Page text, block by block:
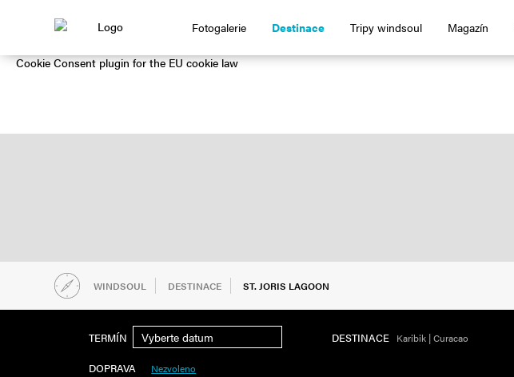
GOT IT!
This website uses cookies to ensure you get the best experience on our website.
Cookie Consent plugin for the EU cookie law
WINDSOUL DESTINACE ST. JORIS LAGOON
TERMÍN DESTINACE Karibik | Curacao
DOPRAVA Nezvoleno
Fotogalerie Destinace Tripy windsoul Magazín